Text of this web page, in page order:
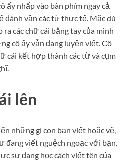
ấy nhấp vào bàn phím ngay cả
đánh vần các từ thực tế. Mặc dù
các chữ cái bằng tay của mình
cô ấy vẫn đang luyện viết. Cô
cái kết hợp thành các từ và cụm
lên
những gì con bạn viết hoặc vẽ,
đang viết nguệch ngoạc với bạn.
sự đang học cách viết tên của